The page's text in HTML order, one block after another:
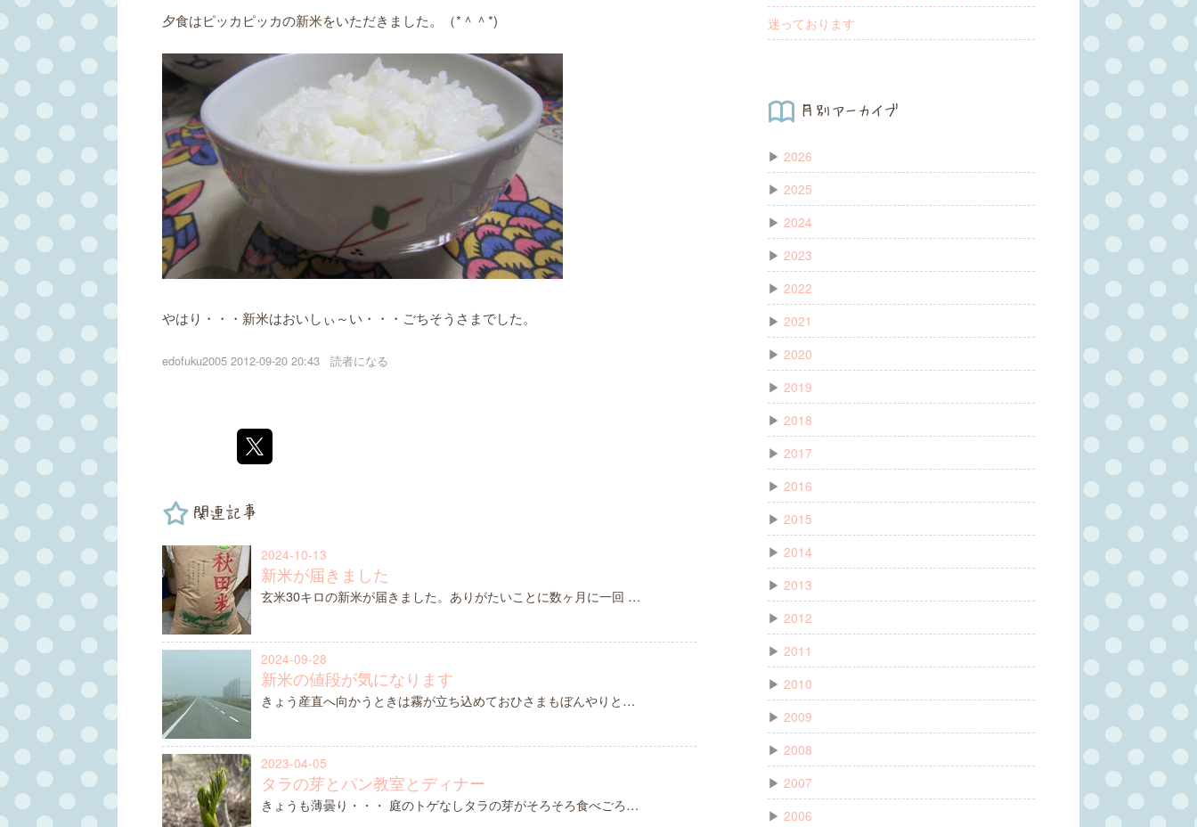
夕食はピッカピッカの新米をいただきました。（*＾＾*)
やはり・・・新米はおいしぃ～い・・・ごちそうさまでした。
edofuku2005 2012-09-20 20:43 読者になる
関連記事
2024-10-13
新米が届きました
玄米30キロの新米が届きました。ありがたいことに数ヶ月に一回 …
2024-09-28
新米の値段が気になります
きょう産直へ向かうときは霧が立ち込めておひさまもぼんやりと…
2023-04-05
タラの芽とパン教室とディナー
きょうも薄曇り・・・ 庭のトゲなしタラの芽がそろそろ食べごろ…
迷っております
月別アーカイブ
▶ 2026
▶ 2025
▶ 2024
▶ 2023
▶ 2022
▶ 2021
▶ 2020
▶ 2019
▶ 2018
▶ 2017
▶ 2016
▶ 2015
▶ 2014
▶ 2013
▶ 2012
▶ 2011
▶ 2010
▶ 2009
▶ 2008
▶ 2007
▶ 2006